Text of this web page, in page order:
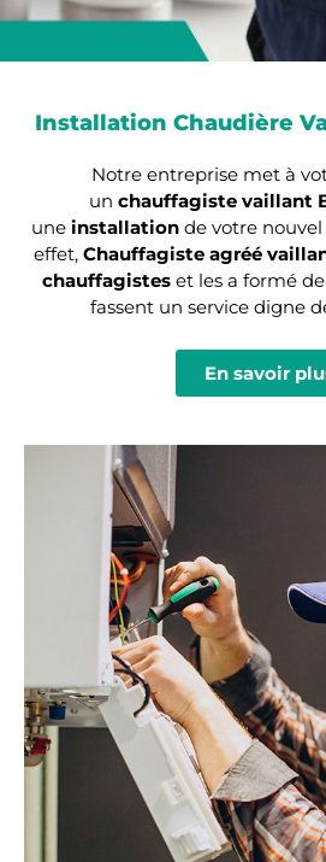
Installation Chaudière
Notre entreprise met à
un chauffagiste vaillant
une installationde votre nouvel
effet, Chauffagiste agréé
chauffagisteset les a formé de
fassent un service digne
En savoir